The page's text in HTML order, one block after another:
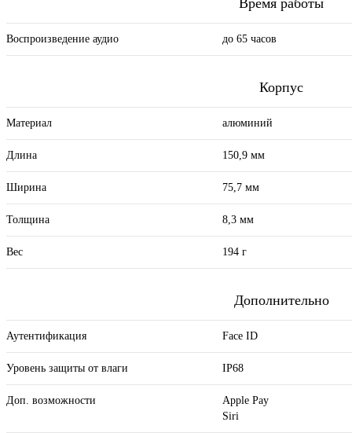
Воспроизведение аудио до 65 часов
Корпус
Материал алюминий
Длина 150,9 мм
Ширина 75,7 мм
Толщина 8,3 мм
Вес 194 г
Дополнительно
Аутентификация Face ID
Уровень защиты от влаги IP68
Доп. возможности
Apple Pay
Siri